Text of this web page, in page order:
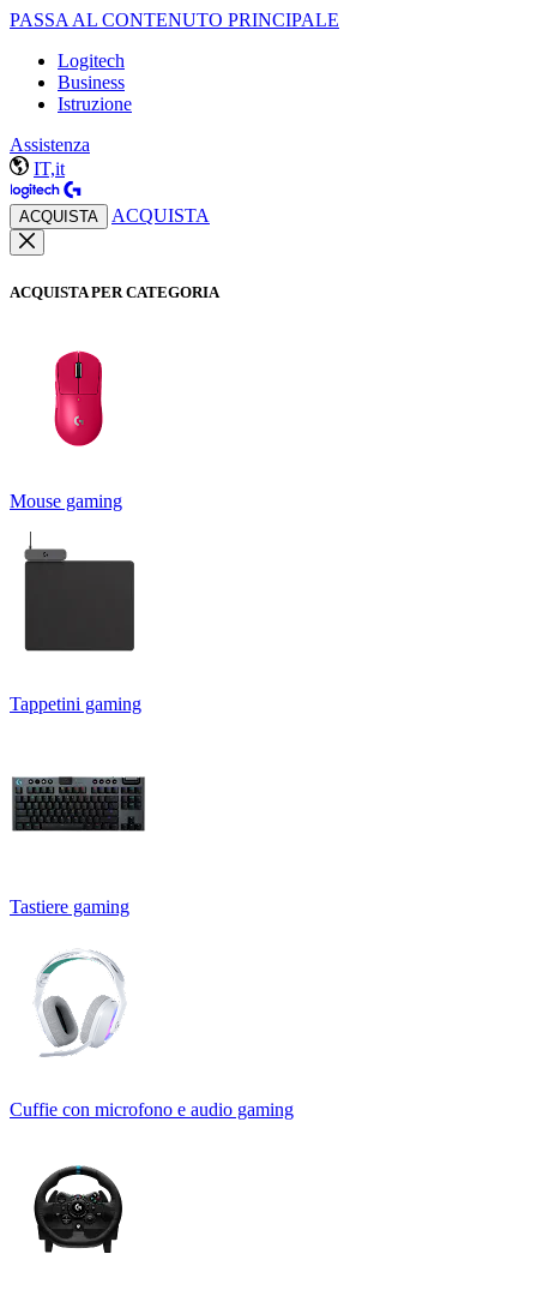
PASSA AL CONTENUTO PRINCIPALE
Logitech
Business
Istruzione
Assistenza
IT,it
ACQUISTA ACQUISTA
ACQUISTA PER CATEGORIA
Mouse gaming
Tappetini gaming
Tastiere gaming
Cuffie con microfono e audio gaming